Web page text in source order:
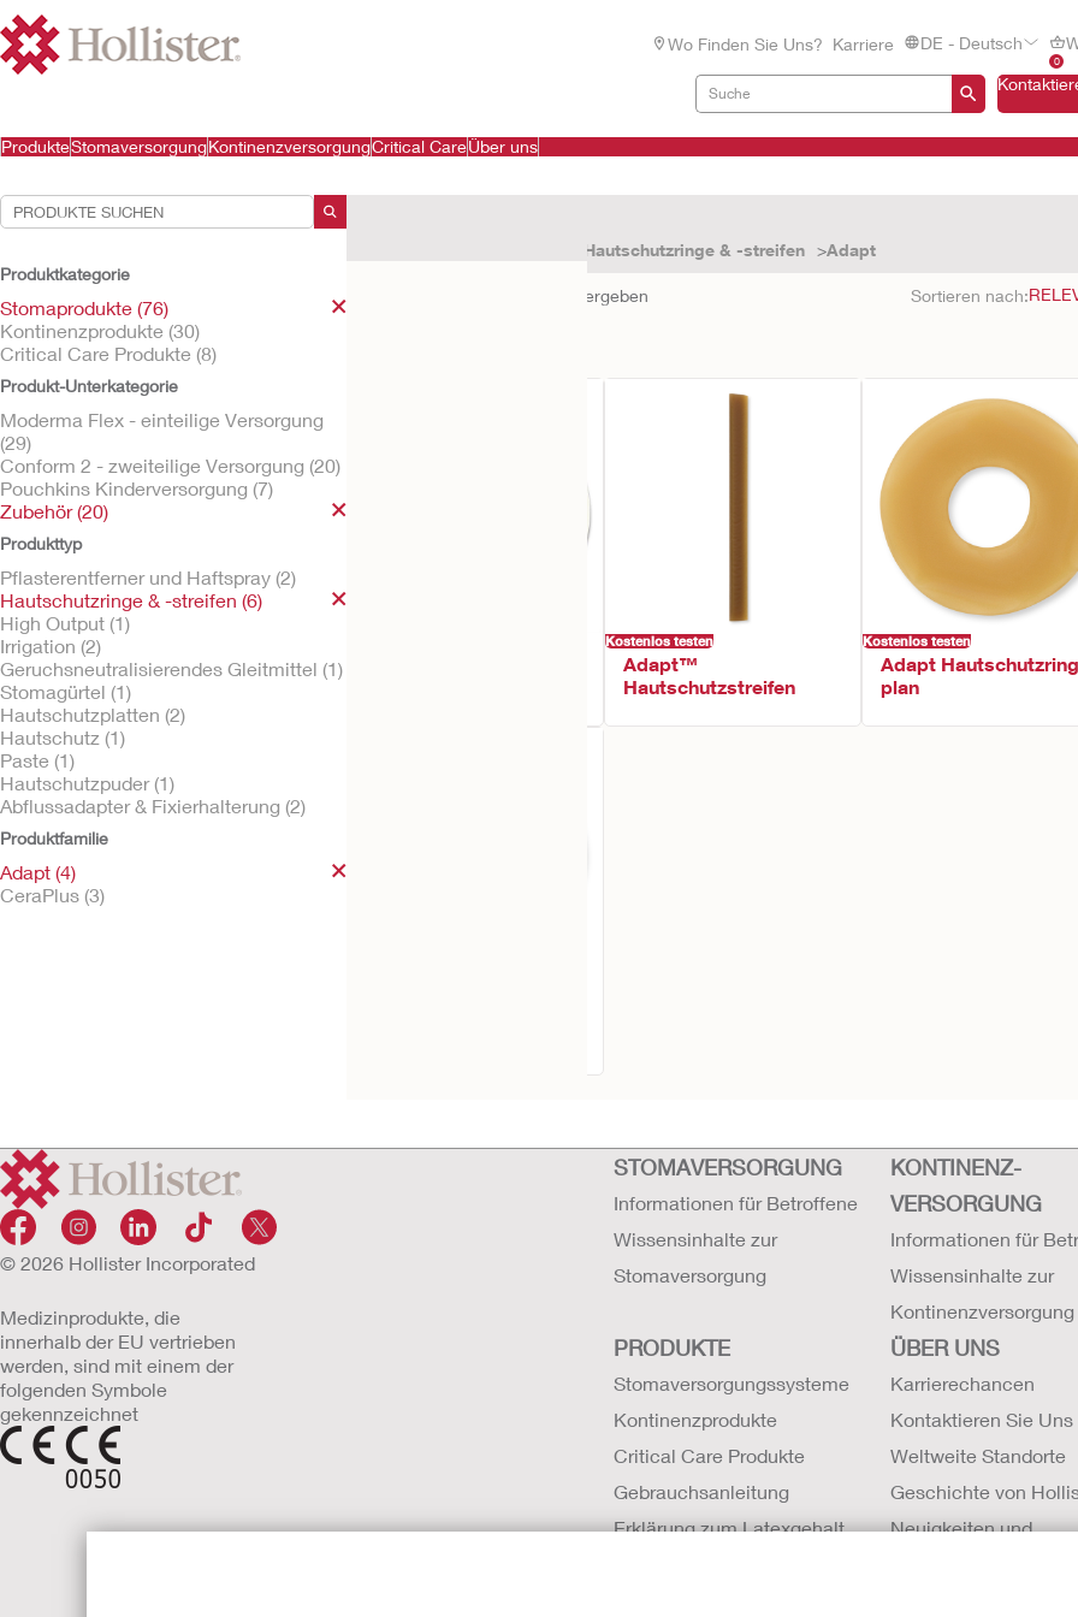
Wo Finden Sie Uns? Karriere DE - Deutsch
0
ProdukteStomaversorgungKontinenzversorgungCritical CareÜber uns
Produktkategorie
Stomaprodukte (76)
Kontinenzprodukte (30)
Critical Care Produkte (8)
Produkt-Unterkategorie
Moderma Flex - einteilige Versorgung
(29)
Conform 2 - zweiteilige Versorgung (20)
Pouchkins Kinderversorgung (7)
Zubehör (20)
Produkttyp
Pflasterentferner und Haftspray (2)
Hautschutzringe & -streifen (6)
High Output (1)
Irrigation (2)
Geruchsneutralisierendes Gleitmittel (1)
Stomagürtel (1)
Hautschutzplatten (2)
Hautschutz (1)
Paste (1)
Hautschutzpuder (1)
Abflussadapter & Fixierhalterung (2)
Produktfamilie
Adapt (4)
CeraPlus (3)
Hautschutzringe & -streifen Adapt
Ergebnisse ergeben Sortieren nach:
Kostenlos testen
Adapt™
Hautschutzstreifen
Kostenlos testen
Adapt
plan
© 2026 Hollister Incorporated
Medizinprodukte, die
innerhalb der EU vertrieben
werden, sind mit einem der
folgenden Symbole
gekennzeichnet
STOMAVERSORGUNG
Informationen für Betroffene
Wissensinhalte zur
Stomaversorgung
KONTINENZ-
VERSORGUNG
Informationen für
Wissensinhalte zur
Kontinenzversorgung
PRODUKTE
Stomaversorgungssysteme
Kontinenzprodukte
Critical Care Produkte
Gebrauchsanleitung
Erklärung zum Latexgehalt
ÜBER UNS
Karrierechancen
Kontaktieren Sie Uns
Weltweite Standorte
Geschichte von
Neuigkeiten und